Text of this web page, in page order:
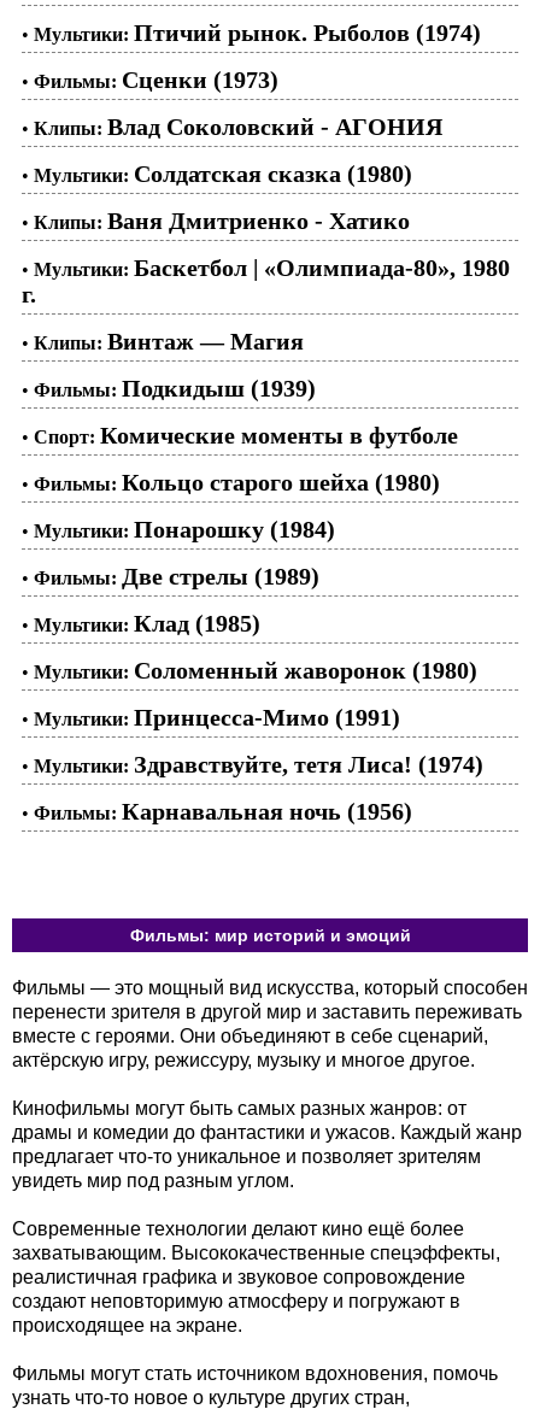
• Мультики: Птичий рынок. Рыболов (1974)
• Фильмы: Сценки (1973)
• Клипы: Влад Соколовский - АГОНИЯ
• Мультики: Солдатская сказка (1980)
• Клипы: Ваня Дмитриенко - Хатико
• Мультики: Баскетбол | «Олимпиада-80», 1980
г.
• Клипы: Винтаж — Магия
• Фильмы: Подкидыш (1939)
• Спорт: Комические моменты в футболе
• Фильмы: Кольцо старого шейха (1980)
• Мультики: Понарошку (1984)
• Фильмы: Две стрелы (1989)
• Мультики: Клад (1985)
• Мультики: Соломенный жаворонок (1980)
• Мультики: Принцесса-Мимо (1991)
• Мультики: Здравствуйте, тетя Лиса! (1974)
• Фильмы: Карнавальная ночь (1956)
Фильмы: мир историй и эмоций
Фильмы — это мощный вид искусства, который способен
перенести зрителя в другой мир и заставить переживать
вместе с героями. Они объединяют в себе сценарий,
актёрскую игру, режиссуру, музыку и многое другое.
Кинофильмы могут быть самых разных жанров: от
драмы и комедии до фантастики и ужасов. Каждый жанр
предлагает что-то уникальное и позволяет зрителям
увидеть мир под разным углом.
Современные технологии делают кино ещё более
захватывающим. Высококачественные спецэффекты,
реалистичная графика и звуковое сопровождение
создают неповторимую атмосферу и погружают в
происходящее на экране.
Фильмы могут стать источником вдохновения, помочь
узнать что-то новое о культуре других стран,